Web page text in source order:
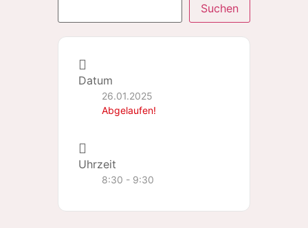
Suchen
Datum
26.01.2025
Abgelaufen!
Uhrzeit
8:30 - 9:30